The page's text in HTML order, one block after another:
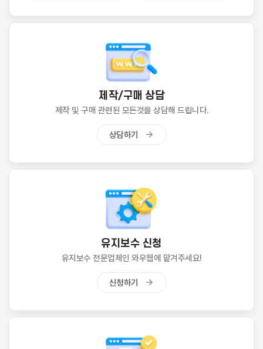
제작/구매 상담
제작 및 구매 관련된 모든것을 상담해 드립니다.
상담하기
유지보수 신청
유지보수 전문업체인 와우웹에 맡겨주세요!
신청하기